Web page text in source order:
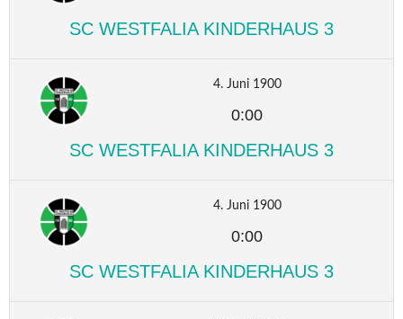
SC WESTFALIA KINDERHAUS 3
4. Juni 1900
0:00
SC WESTFALIA KINDERHAUS 3
4. Juni 1900
0:00
SC WESTFALIA KINDERHAUS 3